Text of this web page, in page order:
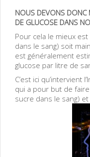
NOUS DEVONS DONC
DE GLUCOSE DANS
Pour cela le mieux
dans le sang) soit
est généralement
glucose par litre de
C’est ici qu’intervient
qui a pour but de
sucre dans le sang)